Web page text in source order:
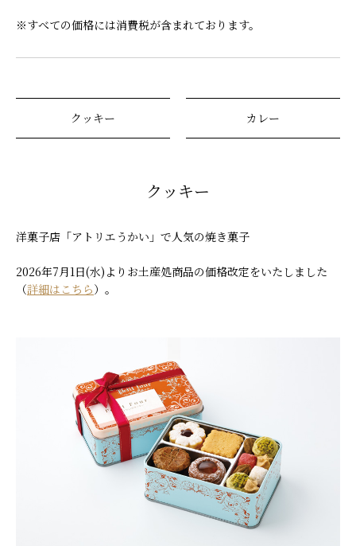
※すべての価格には消費税が含まれております。
クッキー カレー
クッキー
洋菓子店「アトリエうかい」で人気の焼き菓子
2026年7月1日(水)よりお土産処商品の価格改定をいたしました
（詳細はこちら）。